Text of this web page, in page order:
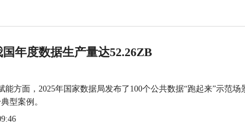
国年度数据生产量达52.26ZB
能方面，2025年国家数据局发布了100个公共数据“跑起来”示范
型案例。